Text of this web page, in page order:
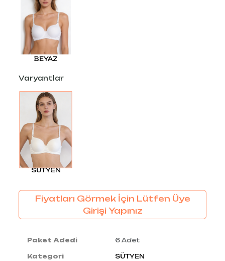
BEYAZ
Varyantlar
SÜTYEN
Fiyatları Görmek İçin Lütfen Üye
Girişi Yapınız
Paket Adedi 6 Adet
Kategori SÜTYEN